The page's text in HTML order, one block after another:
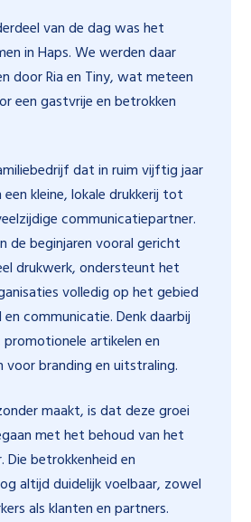
van de dag was het
in Haps. We werden daar
door Ria en Tiny, wat meteen
een gastvrije en betrokken
dat in ruim vijftig jaar
kleine, lokale drukkerij tot
communicatiepartner.
de beginjaren vooral gericht
drukwerk, ondersteunt het
volledig op het gebied
communicatie. Denk daarbij
artikelen en
branding en uitstraling.
maakt, is dat deze groei
met het behoud van het
Die betrokkenheid en
altijd duidelijk voelbaar, zowel
als klanten en partners.